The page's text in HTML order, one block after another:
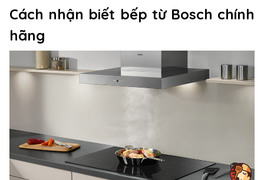
Cách nhận biết bếp từ Bosch chính
hãng